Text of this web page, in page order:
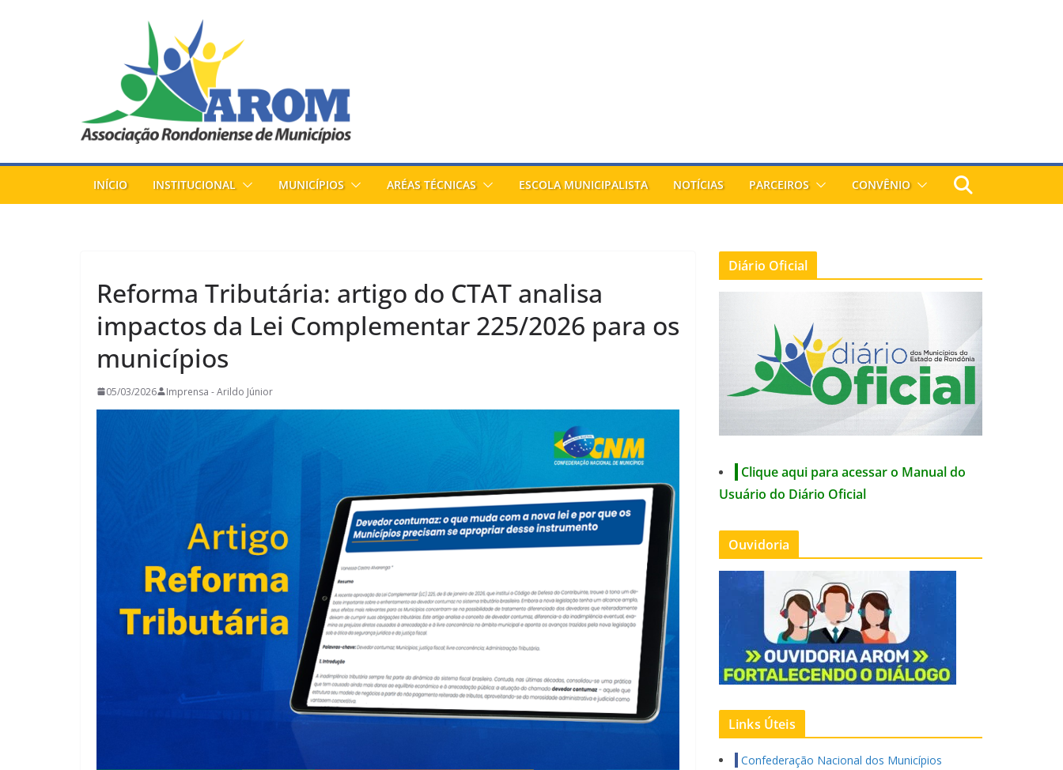
INÍCIO INSTITUCIONAL MUNICÍPIOS ARÉAS TÉCNICAS ESCOLA MUNICIPALISTA NOTÍCIAS PARCEIROS CONVÊNIO
Reforma Tributária: artigo do CTAT analisa
impactos da Lei Complementar 225/2026 para os
municípios
05/03/2026 Imprensa - Arildo Júnior
Diário Oficial
Clique aqui para acessar o Manual do
Usuário do Diário Oficial
Ouvidoria
Links Úteis
Confederação Nacional dos Municípios